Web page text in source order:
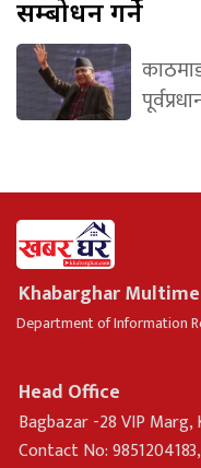
सम्बोधन गर्ने
Khabarghar
Department of Information
Head Office
Bagbazar -28 VIP Marg,
Contact No: